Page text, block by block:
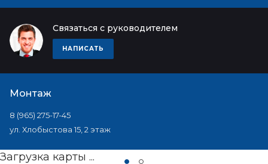
Связаться с руководителем
НАПИСАТЬ
Монтаж
8 (965) 275-17-45
ул. Хлобыстова 15, 2 этаж
Загрузка карты ...